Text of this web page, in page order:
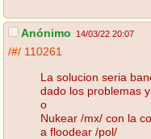
Anónimo 14/03/22 20:07
/#/ 110261
La solucion seria
dado los problemas
o
Nukear /mx/ con la
a floodear /pol/